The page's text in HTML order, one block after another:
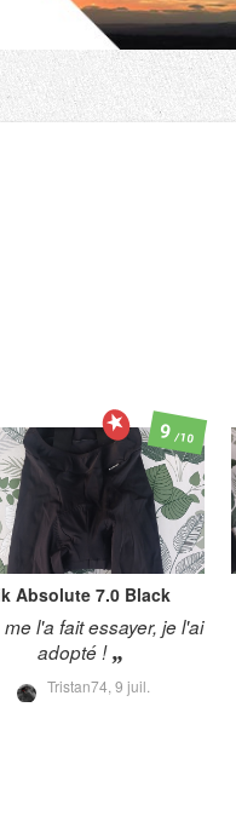
Absolute 7.0 Black
me l'a fait essayer, je l'ai
adopté !
Tristan74,9 juil.
9/10